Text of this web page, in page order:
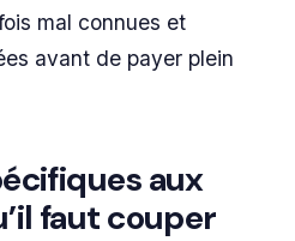
mal connues et
avant de payer plein
aux
faut couper